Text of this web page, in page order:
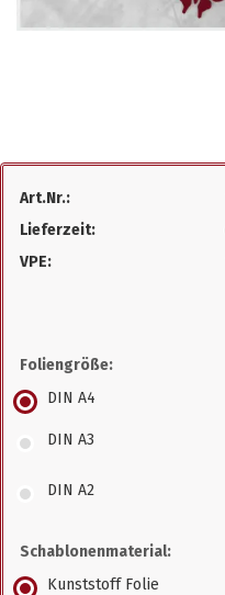
Art.Nr.:
Lieferzeit:
VPE:
Foliengröße:
DIN A4
DIN A3
DIN A2
Schablonenmaterial:
Kunststoff Folie